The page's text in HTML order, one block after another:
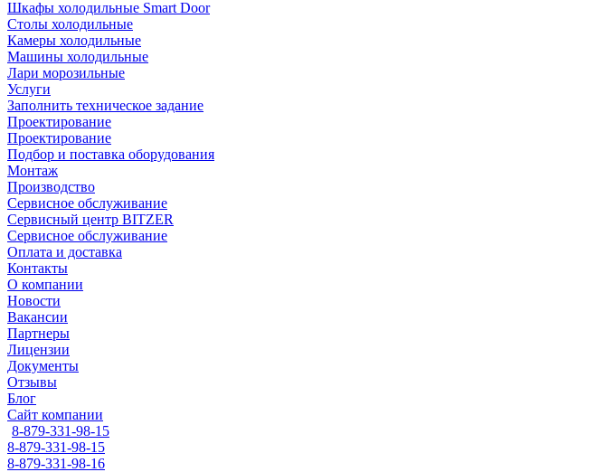
Шкафы холодильные Smart Door
Столы холодильные
Камеры холодильные
Машины холодильные
Лари морозильные
Услуги
Заполнить техническое задание
Проектирование
Проектирование
Подбор и поставка оборудования
Монтаж
Производство
Сервисное обслуживание
Сервисный центр BITZER
Сервисное обслуживание
Оплата и доставка
Контакты
О компании
Новости
Вакансии
Партнеры
Лицензии
Документы
Отзывы
Блог
Сайт компании
8-879-331-98-15
8-879-331-98-15
8-879-331-98-16